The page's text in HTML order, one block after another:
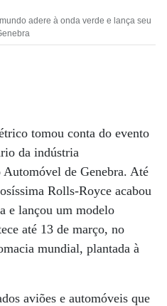
adere à onda verde e lança seu
tomou conta do evento
da indústria
de Genebra. Até
Rolls-Royce acabou
e lançou um modelo
até 13 de março, no
mundial, plantada à
aviões e automóveis que